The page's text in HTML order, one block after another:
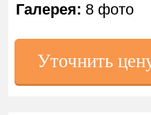
Галерея: 8 фото
Уточнить